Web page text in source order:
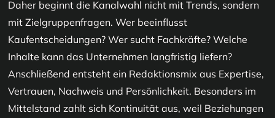
Daher beginnt die Kanalwahl nicht mit Trends, sondern
mit Zielgruppenfragen. Wer beeinflusst
Kaufentscheidungen? Wer sucht Fachkräfte? Welche
Inhalte kann das Unternehmen langfristig liefern?
Anschließend entsteht ein Redaktionsmix aus Expertise,
Vertrauen, Nachweis und Persönlichkeit. Besonders im
Mittelstand zahlt sich Kontinuität aus, weil Beziehungen